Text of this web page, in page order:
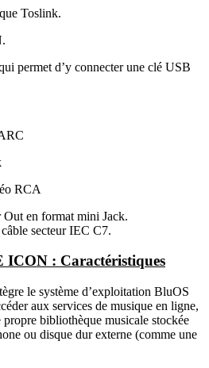
Toslink.
permet d’y connecter une clé USB
RCA
Out en format mini Jack.
secteur IEC C7.
: Caractéristiques
le système d’exploitation BluOS
aux services de musique en ligne,
bibliothèque musicale stockée
ou disque dur externe (comme une